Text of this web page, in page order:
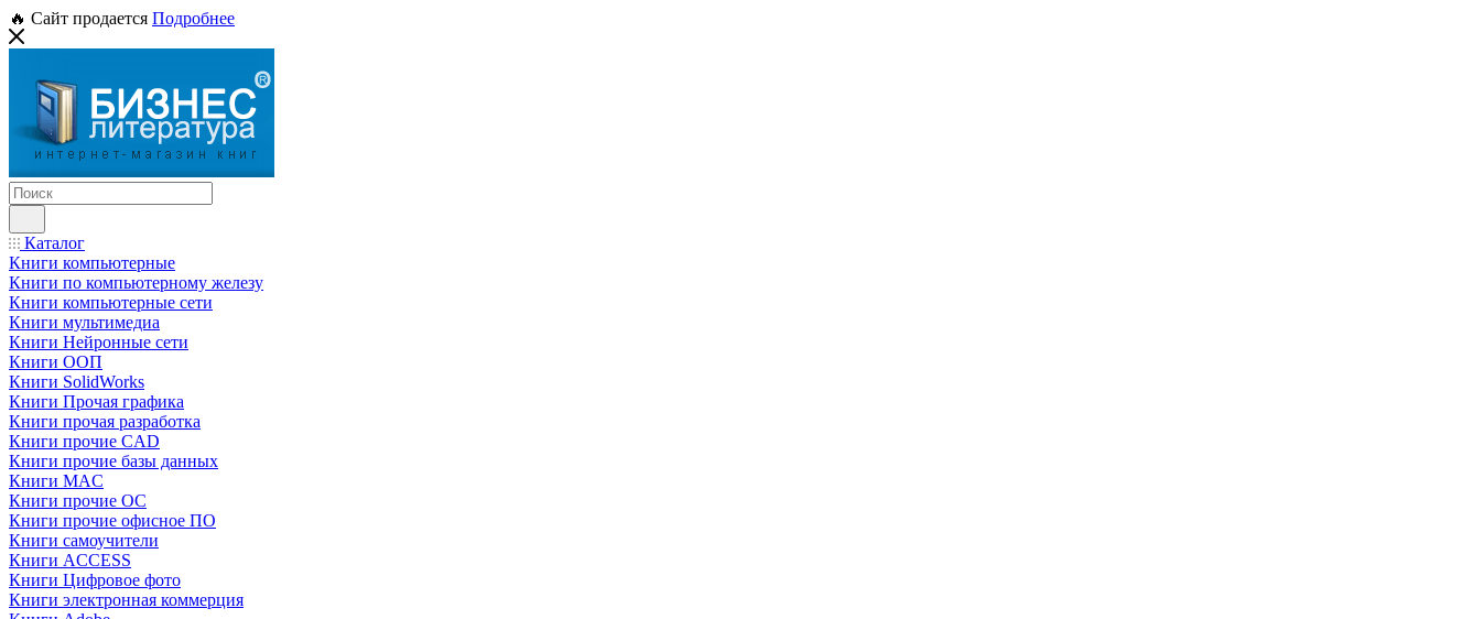
🔥 Сайт продается Подробнее
Каталог
Книги компьютерные
Книги по компьютерному железу
Книги компьютерные сети
Книги мультимедиа
Книги Нейронные сети
Книги ООП
Книги SolidWorks
Книги Прочая графика
Книги прочая разработка
Книги прочие CAD
Книги прочие базы данных
Книги MAC
Книги прочие ОС
Книги прочие офисное ПО
Книги самоучители
Книги ACCESS
Книги Цифровое фото
Книги электронная коммерция